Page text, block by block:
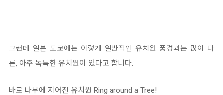
그런데 일본 도쿄에는 이렇게 일반적인 유치원 풍경과는 많이 다
른, 아주 독특한 유치원이 있다고 합니다.
바로 나무에 지어진 유치원 Ring around a Tree!